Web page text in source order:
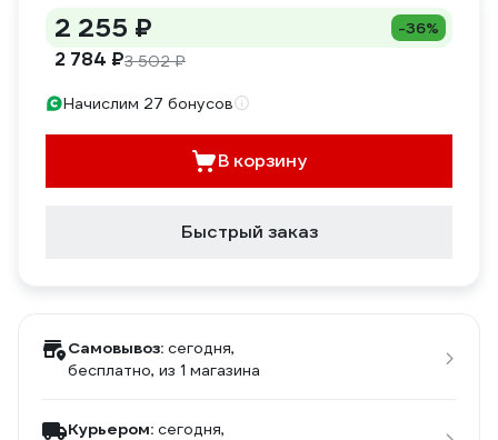
2 255 ₽ -36%
2 784 ₽3 502 ₽
Начислим 27 бонусов
В корзину
Быстрый заказ
Самовывоз: сегодня,
бесплатно, из 1 магазина
Курьером: сегодня,